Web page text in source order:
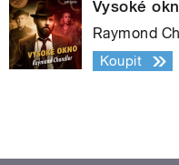
Vysoké
Raymond
Koupit